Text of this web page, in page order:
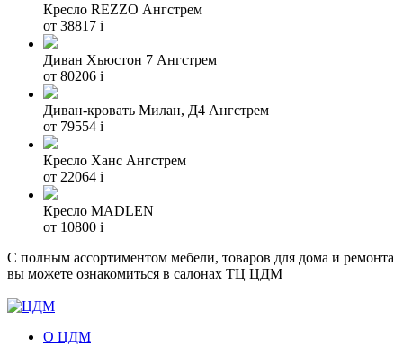
Кресло REZZO Ангстрем
от 38817 i
Диван Хьюстон 7 Ангстрем
от 80206 i
Диван-кровать Милан, Д4 Ангстрем
от 79554 i
Кресло Ханс Ангстрем
от 22064 i
Кресло MADLEN
от 10800 i
С полным ассортиментом мебели, товаров для дома и ремонта
вы можете ознакомиться в салонах ТЦ ЦДМ
О ЦДМ